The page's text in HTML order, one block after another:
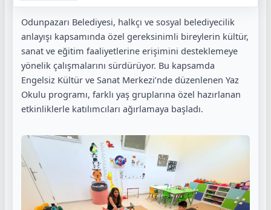
Odunpazarı Belediyesi, halkçı ve sosyal belediyecilik
anlayışı kapsamında özel gereksinimli bireylerin kültür,
sanat ve eğitim faaliyetlerine erişimini desteklemeye
yönelik çalışmalarını sürdürüyor. Bu kapsamda
Engelsiz Kültür ve Sanat Merkezi’nde düzenlenen Yaz
Okulu programı, farklı yaş gruplarına özel hazırlanan
etkinliklerle katılımcıları ağırlamaya başladı.